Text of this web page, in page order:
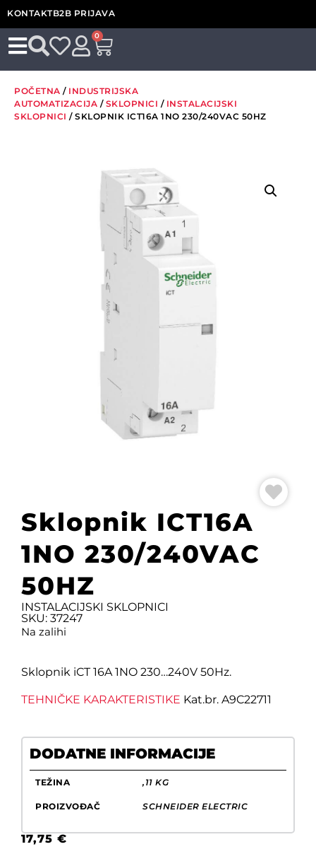
KONTAKTB2B PRIJAVA
0
POČETNA / INDUSTRIJSKA
AUTOMATIZACIJA / SKLOPNICI / INSTALACIJSKI
SKLOPNICI / SKLOPNIK ICT16A 1NO 230/240VAC 50HZ
Sklopnik ICT16A
1NO 230/240VAC
50HZ
INSTALACIJSKI SKLOPNICI
SKU: 37247
Na zalihi
Sklopnik iCT 16A 1NO 230…240V 50Hz.
TEHNIČKE KARAKTERISTIKE Kat.br. A9C22711
DODATNE INFORMACIJE
TEŽINA ,11 KG
PROIZVOĐAČ SCHNEIDER ELECTRIC
17,75 €